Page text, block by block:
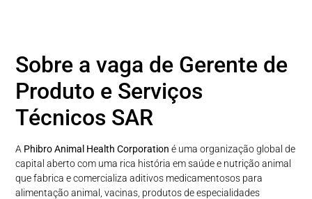
Sobre a vaga de Gerente de
Produto e Serviços
Técnicos SAR
A Phibro Animal Health Corporationé uma organização global de
capital aberto com uma rica história em saúde e nutrição animal
que fabrica e comercializa aditivos medicamentosos para
alimentação animal, vacinas, produtos de especialidades